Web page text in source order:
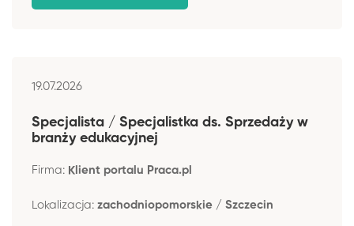
19.07.2026
Specjalista / Specjalistka ds. Sprzedaży w
branży edukacyjnej
Firma: Klient portalu Praca.pl
Lokalizacja: zachodniopomorskie / Szczecin